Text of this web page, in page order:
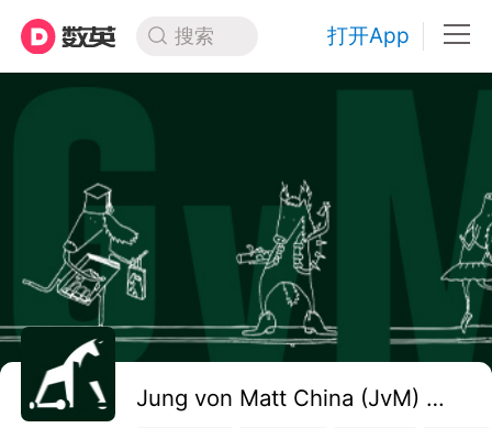
搜索 打开App
Jung von Matt China (JvM) 戎马广告